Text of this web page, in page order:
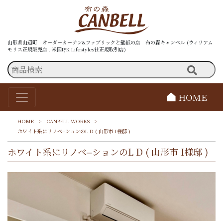
山形県山辺町 オーダーカーテン&ファブリックと壁紙の店 布の森キャンベル (ウィリアム
モリス正規販売店 . 米国P/K Lifestyles社正規取引店)
HOME
HOME > CANBELL WORKS
>
ホワイト系にリノベ⏤ションのL D ( 山形市 I様邸 )
ホワイト系にリノベ⏤ションのL D ( 山形市 I様邸 )